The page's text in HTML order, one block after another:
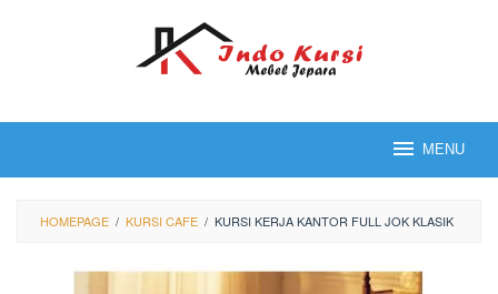
MENU
HOMEPAGE / KURSI CAFE / KURSI KERJA KANTOR FULL JOK KLASIK